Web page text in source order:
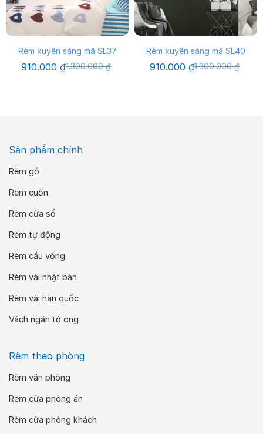
Rèm xuyên sáng mã SL37
1.300.000₫
Giá
910.000 ₫Giá
Rèm xuyên sáng mã SL40
1.300.000₫
Giá
910.000 ₫Giá
Sản phẩm chính
Rèm gỗ
Rèm cuốn
Rèm cửa sổ
Rèm tự động
Rèm cầu vồng
Rèm vải nhật bản
Rèm vải hàn quốc
Vách ngăn tổ ong
Rèm theo phòng
Rèm văn phòng
Rèm cửa phòng ăn
Rèm cửa phòng khách